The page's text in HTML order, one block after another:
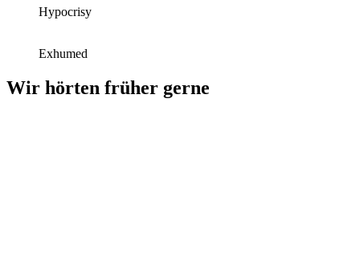
Hypocrisy
Exhumed
Wir hörten früher gerne